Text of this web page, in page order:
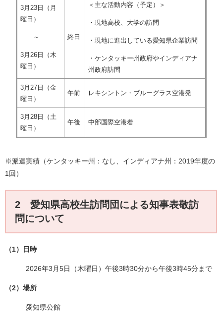
3月23日（月
曜日）
～
3月26日（木
曜日）
終日
＜主な活動内容（予定）＞
・現地高校、大学の訪問
・現地に進出している愛知県企業訪問
・ケンタッキー州政府やインディアナ
州政府訪問
3月27日（金
曜日）
午前 レキシントン・ブルーグラス空港発
3月28日（土
曜日）
午後 中部国際空港着
※派遣実績（ケンタッキー州：なし、インディアナ州：2019年度の
1回）
2 愛知県高校生訪問団による知事表敬訪
問について
（1）日時
2026年3月5日（木曜日）午後3時30分から午後3時45分まで
（2）場所
愛知県公館